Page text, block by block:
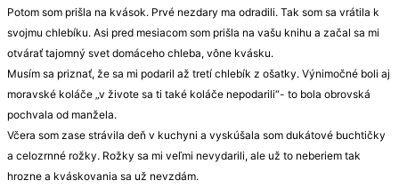
Potom som prišla na kvások. Prvé nezdary ma odradili. Tak som sa vrátila k
svojmu chlebíku. Asi pred mesiacom som prišla na vašu knihu a začal sa mi
otvárať tajomný svet domáceho chleba, vône kvásku.
Musím sa priznať, že sa mi podaril až tretí chlebík z ošatky. Výnimočné boli aj
moravské koláče „v živote sa ti také koláče nepodarili“- to bola obrovská
pochvala od manžela.
Včera som zase strávila deň v kuchyni a vyskúšala som dukátové buchtičky
a celozrnné rožky. Rožky sa mi veľmi nevydarili, ale už to neberiem tak
hrozne a kváskovania sa už nevzdám.